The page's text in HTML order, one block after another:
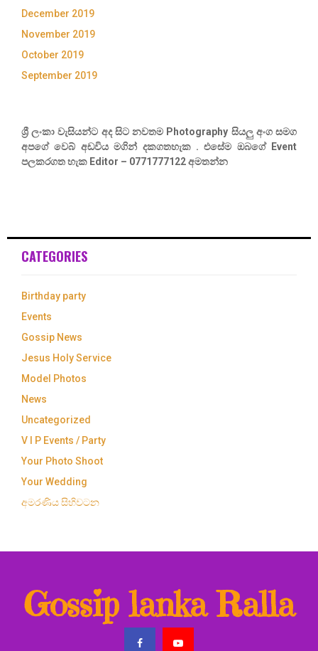
December 2019
November 2019
October 2019
September 2019
ශ්‍රී ලංකා වැසියන්ට අද සිට නවතම Photography සියලු අංග සමග
අපගේ වෙබ් අඩවිය මගින් දකගතහැක . එසේම ඔබගේ Event
පලකරගත හැක Editor – 0771777122 අමතන්න
CATEGORIES
Birthday party
Events
Gossip News
Jesus Holy Service
Model Photos
News
Uncategorized
V I P Events / Party
Your Photo Shoot
Your Wedding
අමරණිය සිහිවටන
Gossip lanka Ralla